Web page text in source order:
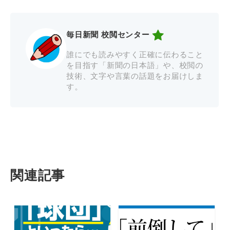
毎日新聞 校閲センター
誰にでも読みやすく正確に伝わること
を目指す「新聞の日本語」や、校閲の
技術、文字や言葉の話題をお届けしま
す。
関連記事